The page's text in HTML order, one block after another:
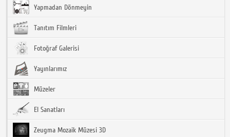
Yapmadan Dönmeyin
Tanıtım Filmleri
Fotoğraf Galerisi
Yayınlarımız
Müzeler
El Sanatları
Zeugma Mozaik Müzesi 3D